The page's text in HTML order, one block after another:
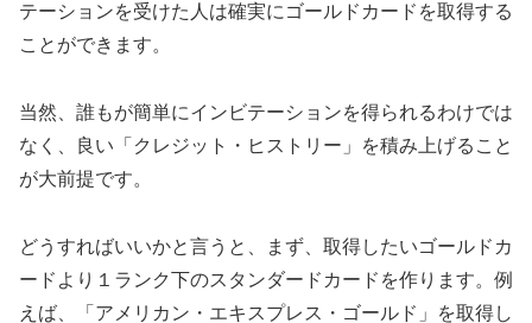
テーションを受けた人は確実にゴールドカードを取得する
ことができます。
当然、誰もが簡単にインビテーションを得られるわけでは
なく、
良い「クレジット・ヒストリー」を積み上げる こと
が大前提です。
どうすればいいかと言うと、まず、取得したいゴールドカ
ードより１ランク下のスタンダードカードを作ります。例
えば、「アメリカン・エキスプレス・ゴールド」を取得し